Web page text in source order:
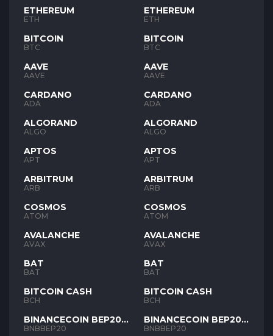
ETHEREUM
ETH
BITCOIN
BTC
AAVE
AAVE
CARDANO
ADA
ALGORAND
ALGO
APTOS
APT
ARBITRUM
ARB
COSMOS
ATOM
AVALANCHE
AVAX
BAT
BAT
BITCOIN CASH
BCH
BINANCECOIN BEP20
BNB
BNBBEP20
ETHEREUM
ETH
BITCOIN
BTC
AAVE
AAVE
CARDANO
ADA
ALGORAND
ALGO
APTOS
APT
ARBITRUM
ARB
COSMOS
ATOM
AVALANCHE
AVAX
BAT
BAT
BITCOIN CASH
BCH
BINANCECOIN BEP20
BNB
BNBBEP20